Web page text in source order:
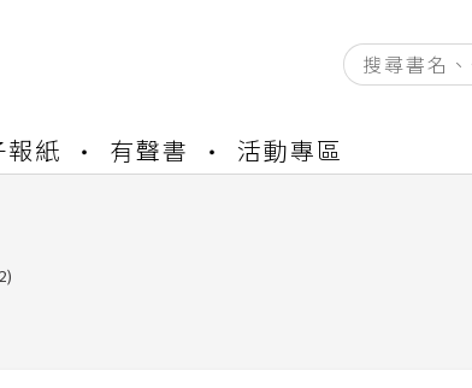
報紙 有聲書 活動專區
請
請圖文教學